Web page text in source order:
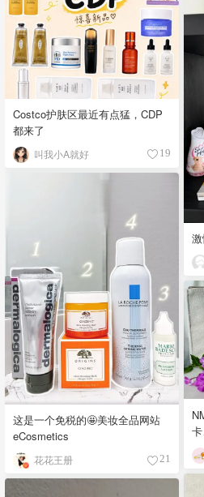
Costco护肤区最近有点猛，CDP
都来了
叫我小A就好 19
这是一个免税的🤩美妆全品网站
eCosmetics
花花王册 21